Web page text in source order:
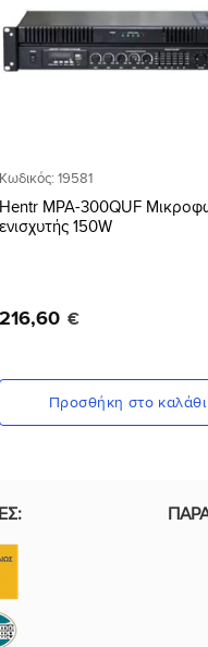
Κωδικός: 19581
Hentr MPA-300QUF
ενισχυτής 150W
216,60 €
Προσθήκη στο καλάθι